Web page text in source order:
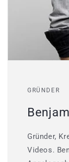
GRÜNDER
Gründer,
Videos.